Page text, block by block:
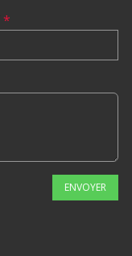
*
ENVOYER